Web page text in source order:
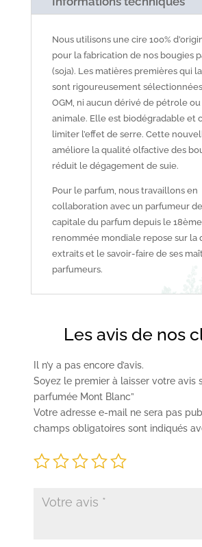
Nous utilisons une cire 100%
pour la fabrication de nos bougies
(soja). Les matières premières qui
sont rigoureusement
OGM, ni aucun dérivé de pétrole
animale. Elle est biodégradable et
limiter l’effet de serre. Cette
améliore la qualité olfactive des
réduit le dégagement de suie.
Pour le parfum, nous travaillons en
collaboration avec un parfumeur de
capitale du parfum depuis le
renommée mondiale repose sur la
extraits et le savoir-faire de ses
parfumeurs.
Les avis de nos
Il n’y a pas encore d’avis.
Soyez le premier à laisser votre avis
parfumée Mont Blanc”
Votre adresse e-mail ne sera pas
champs obligatoires sont indiqués